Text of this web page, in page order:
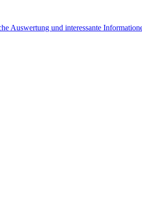
Auswertung und interessante